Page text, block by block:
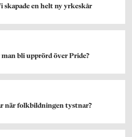
skapade en helt ny yrkeskår
bli upprörd över Pride?
när folkbildningen tystnar?